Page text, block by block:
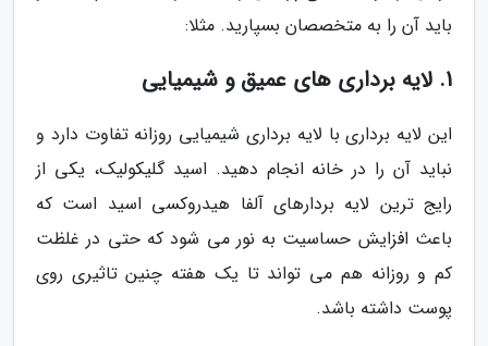
باید آن را به متخصصان بسپارید. مثلا:
1. لایه برداری های عمیق و شیمیایی
این لایه برداری با لایه برداری شیمیایی روزانه تفاوت دارد و
نباید آن را در خانه انجام دهید. اسید گلیکولیک، یکی از
رایج ترین لایه بردارهای آلفا هیدروکسی اسید است که
باعث افزایش حساسیت به نور می شود که حتی در غلظت
کم و روزانه هم می تواند تا یک هفته چنین تاثیری روی
پوست داشته باشد.